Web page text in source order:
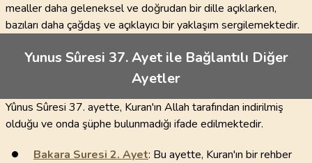
mealler daha geleneksel ve doğrudan bir dille açıklarken,
bazıları daha çağdaş ve açıklayıcı bir yaklaşım sergilemektedir.
Yunus Sûresi 37. Ayet ile Bağlantılı Diğer
Ayetler
Yûnus Sûresi 37. ayette, Kuran'ın Allah tarafından indirilmiş
olduğu ve onda şüphe bulunmadığı ifade edilmektedir.
Bakara Suresi 2. Ayet: Bu ayette, Kuran'ın bir rehber